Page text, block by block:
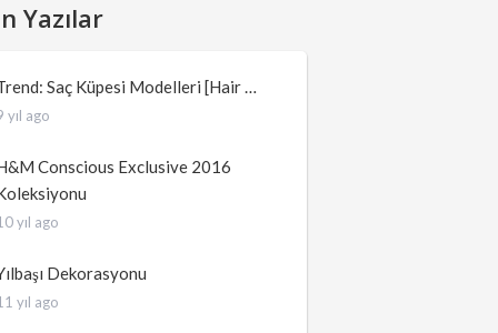
Yazılar
Saç Küpesi Modelleri [Hair …
yıl ago
Conscious Exclusive 2016
yıl ago
Dekorasyonu
yıl ago